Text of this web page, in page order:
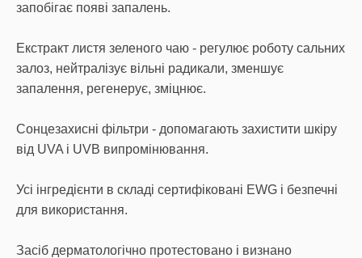
запобігає появі запалень.
Екстракт листя зеленого чаю - регулює роботу сальних
залоз, нейтралізує вільні радикали, зменшує
запалення, регенерує, зміцнює.
Сонцезахисні фільтри - допомагають захистити шкіру
від UVA і UVB випромінювання.
Усі інгредієнти в складі сертифіковані EWG і безпечні
для використання.
Засіб дерматологічно протестовано і визнано